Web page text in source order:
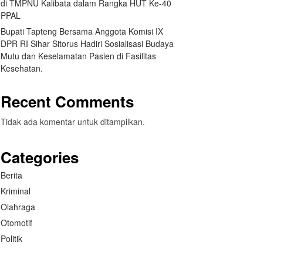
di TMPNU Kalibata dalam Rangka HUT Ke-40
PPAL
Bupati Tapteng Bersama Anggota Komisi IX
DPR RI Sihar Sitorus Hadiri Sosialisasi Budaya
Mutu dan Keselamatan Pasien di Fasilitas
Kesehatan.
Recent Comments
Tidak ada komentar untuk ditampilkan.
Categories
Berita
Kriminal
Olahraga
Otomotif
Politik